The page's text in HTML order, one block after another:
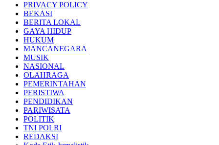
PRIVACY POLICY
BEKASI
BERITA LOKAL
GAYA HIDUP
HUKUM
MANCANEGARA
MUSIK
NASIONAL
OLAHRAGA
PEMERINTAHAN
PERISTIWA
PENDIDIKAN
PARIWISATA
POLITIK
TNI POLRI
REDAKSI